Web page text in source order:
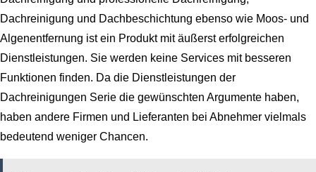
Dachreinigung und Dachbeschichtung ebenso wie Moos- und
Algenentfernung ist ein Produkt mit äußerst erfolgreichen
Dienstleistungen. Sie werden keine Services mit besseren
Funktionen finden. Da die Dienstleistungen der
Dachreinigungen Serie die gewünschten Argumente haben,
haben andere Firmen und Lieferanten bei Abnehmer vielmals
bedeutend weniger Chancen.